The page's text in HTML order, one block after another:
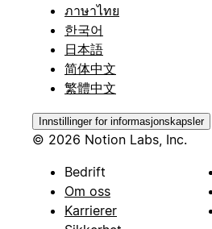
ภาษาไทย
한국어
日本語
简体中文
繁體中文
Innstillinger for informasjonskapsler
© 2026 Notion Labs, Inc.
Bedrift
Om oss
Karrierer